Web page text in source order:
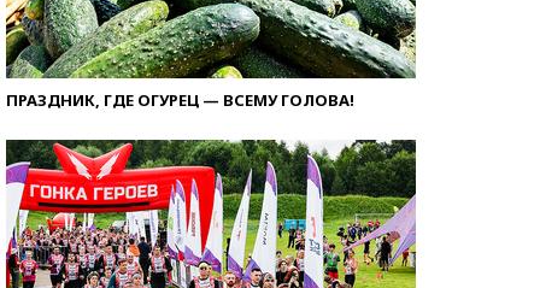
ПРАЗДНИК, ГДЕ ОГУРЕЦ — ВСЕМУ ГОЛОВА!